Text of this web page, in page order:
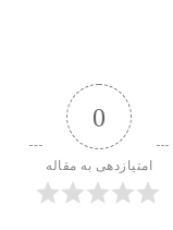
0
امتیازدهی به مقاله